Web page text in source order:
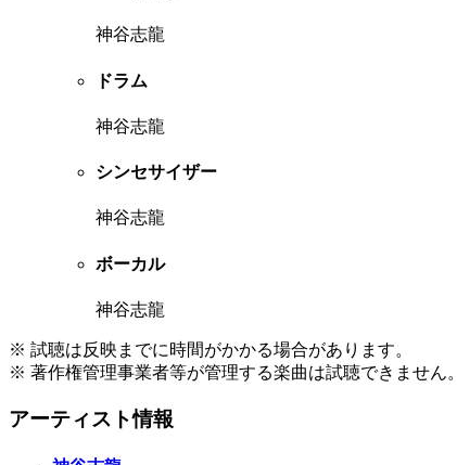
神谷志龍
ドラム
神谷志龍
シンセサイザー
神谷志龍
ボーカル
神谷志龍
※ 試聴は反映までに時間がかかる場合があります。
※ 著作権管理事業者等が管理する楽曲は試聴できません。
アーティスト情報